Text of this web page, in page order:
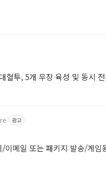
혈투, 5개 무장 육성 및 동시
광고
메일 또는 패키지 발송/게임